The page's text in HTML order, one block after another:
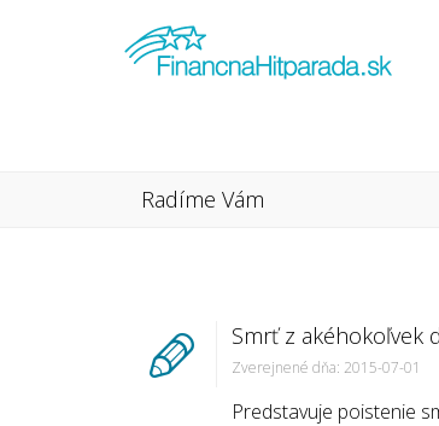
Radíme Vám
Smrť z akéhokoľvek
Zverejnené dňa: 2015-07-01
Predstavuje poistenie